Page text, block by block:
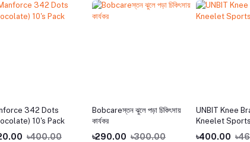
342 Dots
10's Pack
৳400.00
Bobcareস্তন ঝুলে পড়া চিকিৎসায়
কার্যকর
৳290.00 ৳300.00
UNBIT Knee
Kneelet
৳400.00